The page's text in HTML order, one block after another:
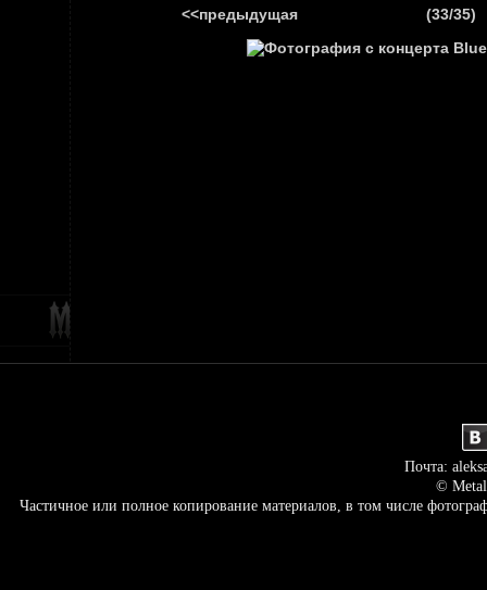
<<предыдущая (33/35)
Почта:
©
Частичное или полное копирование материалов, в том числе